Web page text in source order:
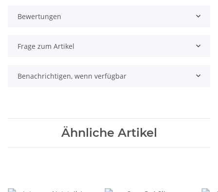
Bewertungen
Frage zum Artikel
Benachrichtigen, wenn verfügbar
Ähnliche Artikel